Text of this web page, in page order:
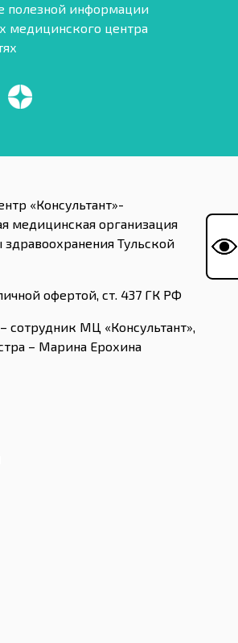
полезной информации
медицинского центра
«Консультант»-
медицинская организация
здравоохранения Тульской
офертой, ст. 437 ГК РФ
сотрудник МЦ «Консультант»,
– Марина Ерохина